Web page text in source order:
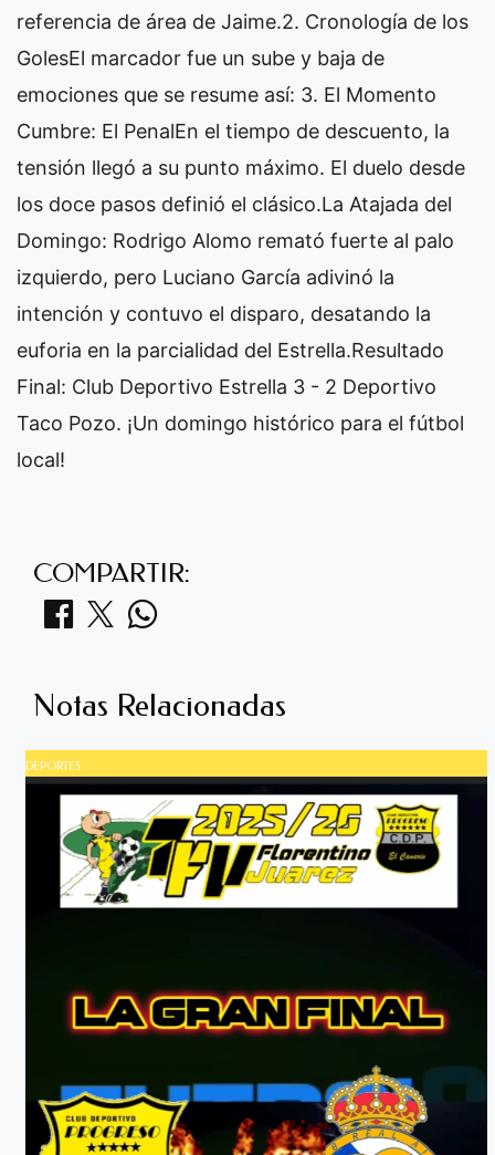
referencia de área de Jaime. ​2. Cronología de los
Goles ​El marcador fue un sube y baja de
emociones que se resume así: 3. El Momento
Cumbre: El Penal ​En el tiempo de descuento, la
tensión llegó a su punto máximo. El duelo desde
los doce pasos definió el clásico. ​La Atajada del
Domingo: Rodrigo Alomo remató fuerte al palo
izquierdo, pero Luciano García adivinó la
intención y contuvo el disparo, desatando la
euforia en la parcialidad del Estrella. ​Resultado
Final: Club Deportivo Estrella 3 - 2 Deportivo
Taco Pozo. ¡Un domingo histórico para el fútbol
local!
COMPARTIR:
Notas Relacionadas
DEPORTES